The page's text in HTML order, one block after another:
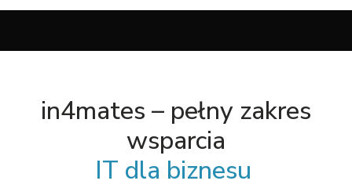
in4mates – pełny zakres
wsparcia
IT dla biznesu